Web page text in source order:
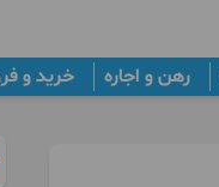
رهن و اجاره خرید و